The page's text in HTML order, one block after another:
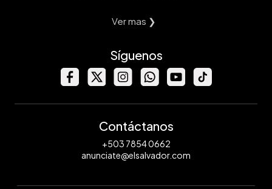
Ver mas ❯
Síguenos
Contáctanos
+503 7854 0662
anunciate@elsalvador.com